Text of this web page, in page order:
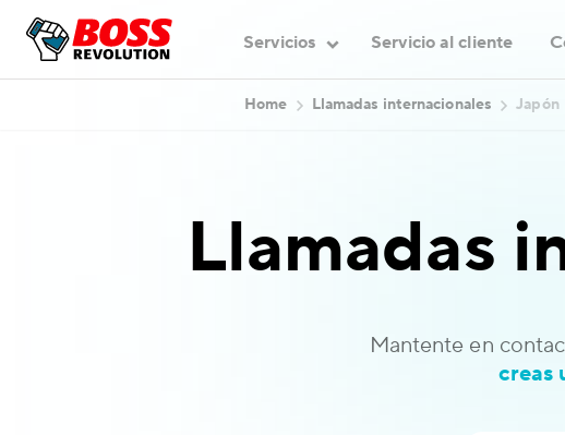
Servicios Servicio al cliente
Home Llamadas internacionales Japón
Llamadas
Mantente en
creas